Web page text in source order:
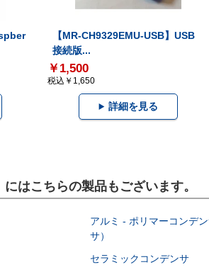
【MR-CH9329EMU-USB】USB
接続版...
￥1,500
税込￥1,650
詳細を見る
はこちらの製品もございます。
アルミ - ポリマーコンデ
サ）
セラミックコンデンサ